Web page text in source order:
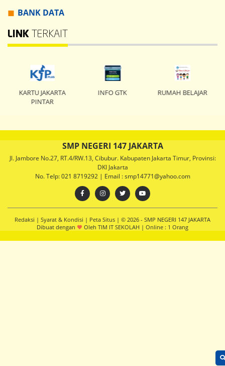
BANK DATA
LINK TERKAIT
KARTU JAKARTA
PINTAR
INFO GTK RUMAH BELAJAR
SMP NEGERI 147 JAKARTA
Jl. Jambore No.27, RT.4/RW.13, Cibubur. Kabupaten Jakarta Timur, Provinsi:
DKI Jakarta
No. Telp: 021 8719292 | Email : smp14771@yahoo.com
Redaksi | Syarat & Kondisi | Peta Situs | © 2026 - SMP NEGERI 147 JAKARTA
Dibuat dengan
Oleh TIM IT SEKOLAH | Online : 1 Orang